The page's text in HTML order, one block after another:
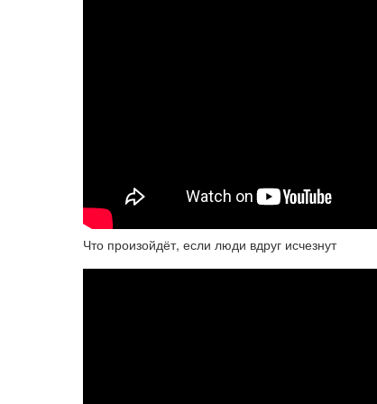
Что произойдёт, если люди вдруг исчезнут